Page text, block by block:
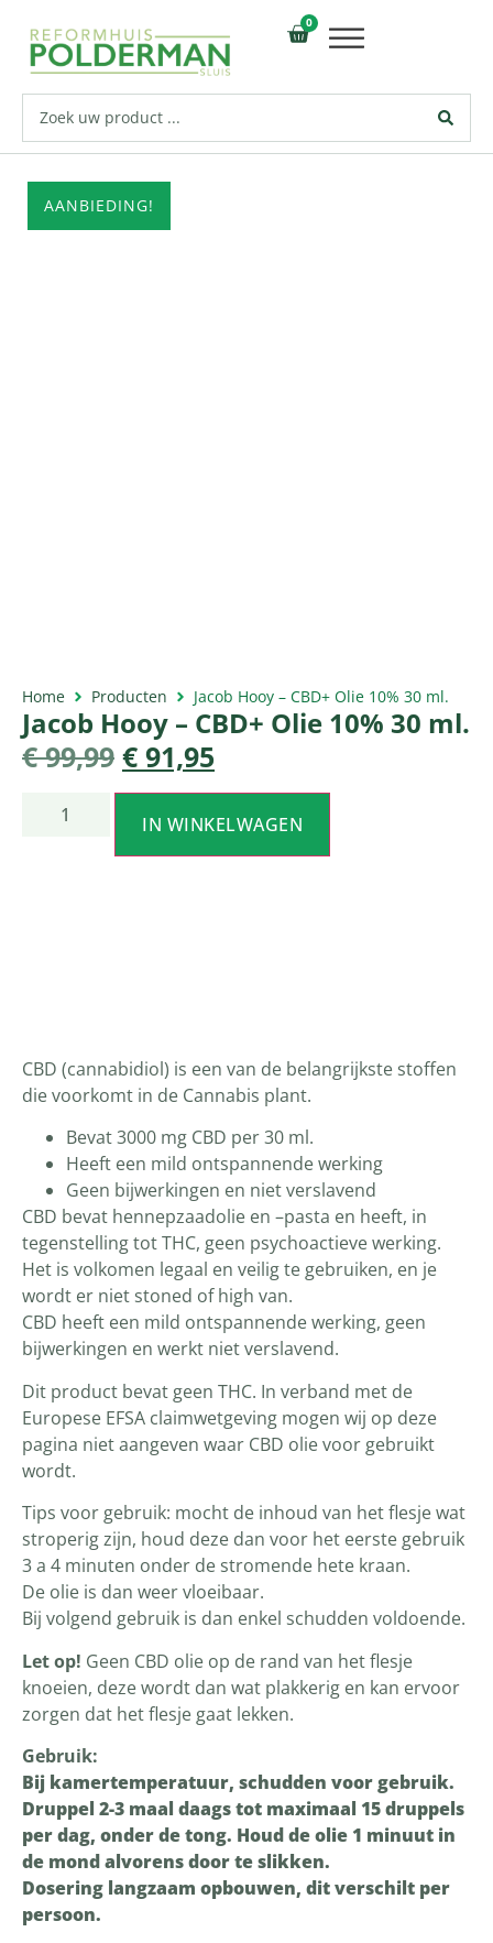
0
AANBIEDING!
Home Producten Jacob Hooy – CBD+ Olie 10% 30 ml.
Jacob Hooy – CBD+ Olie 10% 30 ml.
€99,99 € 91,95
IN WINKELWAGEN
CBD (cannabidiol) is een van de belangrijkste stoffen
die voorkomt in de Cannabis plant.
Bevat 3000 mg CBD per 30 ml.
Heeft een mild ontspannende werking
Geen bijwerkingen en niet verslavend
CBD bevat hennepzaadolie en –pasta en heeft, in
tegenstelling tot THC, geen psychoactieve werking.
Het is volkomen legaal en veilig te gebruiken, en je
wordt er niet stoned of high van.
CBD heeft een mild ontspannende werking, geen
bijwerkingen en werkt niet verslavend.
Dit product bevat geen THC. In verband met de
Europese EFSA claimwetgeving mogen wij op deze
pagina niet aangeven waar CBD olie voor gebruikt
wordt.
Tips voor gebruik: mocht de inhoud van het flesje wat
stroperig zijn, houd deze dan voor het eerste gebruik
3 a 4 minuten onder de stromende hete kraan.
De olie is dan weer vloeibaar.
Bij volgend gebruik is dan enkel schudden voldoende.
Let op! Geen CBD olie op de rand van het flesje
knoeien, deze wordt dan wat plakkerig en kan ervoor
zorgen dat het flesje gaat lekken.
Gebruik:
Bij kamertemperatuur, schudden voor gebruik.
Druppel 2-3 maal daags tot maximaal 15 druppels
per dag, onder de tong. Houd de olie 1 minuut in
de mond alvorens door te slikken.
Dosering langzaam opbouwen, dit verschilt per
persoon.